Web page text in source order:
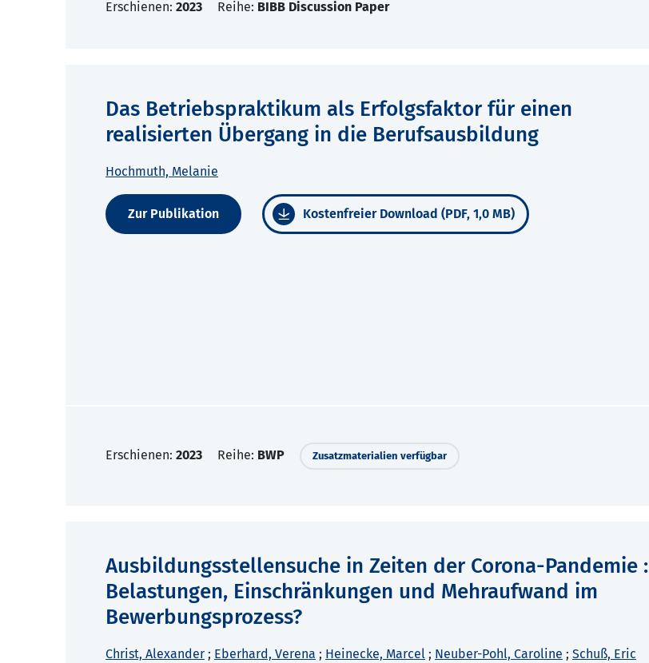
Erschienen: 2023 Reihe: BIBB Discussion Paper
Das Betriebspraktikum als Erfolgsfaktor für einen
realisierten Übergang in die Berufsausbildung
Hochmuth, Melanie
Zur Publikation Kostenfreier Download (PDF, 1,0 MB)
Erschienen: 2023 Reihe: BWP Zusatzmaterialien verfügbar
Ausbildungsstellensuche in Zeiten der Corona-Pandemie :
Belastungen, Einschränkungen und Mehraufwand im
Bewerbungsprozess?
Christ, Alexander ; Eberhard, Verena ; Heinecke, Marcel ; Neuber-Pohl, Caroline ; Schuß, Eric